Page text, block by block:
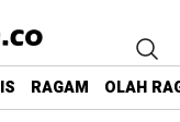
RAGAM OLAH